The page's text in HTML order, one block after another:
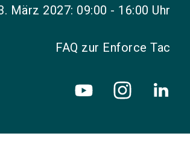
März 2027: 09:00 - 16:00 Uhr
FAQ zur Enforce Tac